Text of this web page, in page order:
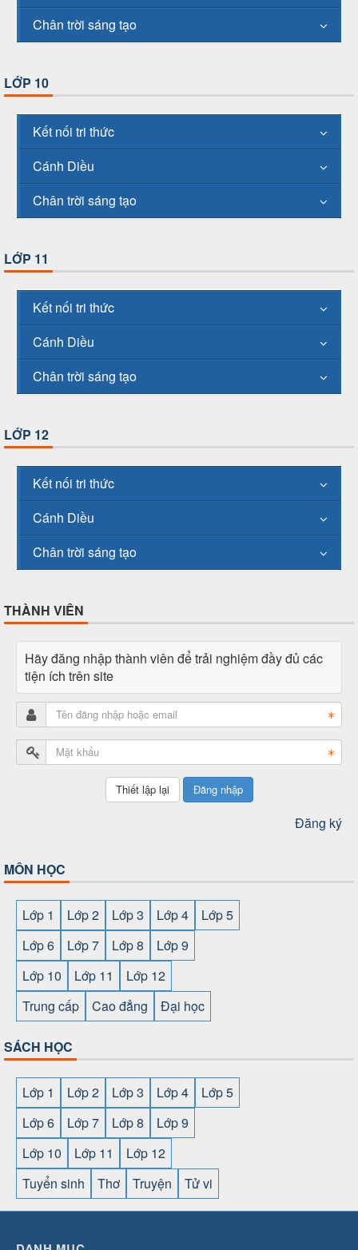
Chân trời sáng tạo
LỚP 10
Kết nối tri thức
Cánh Diều
Chân trời sáng tạo
LỚP 11
Kết nối tri thức
Cánh Diều
Chân trời sáng tạo
LỚP 12
Kết nối tri thức
Cánh Diều
Chân trời sáng tạo
THÀNH VIÊN
Hãy đăng nhập thành viên để trải nghiệm đầy đủ các
tiện ích trên site
Đăng nhập
Đăng ký
MÔN HỌC
Lớp 1 Lớp 2 Lớp 3 Lớp 4
Lớp 5
Lớp 6
Lớp 7 Lớp 8
Lớp 9
Lớp 10
Lớp 11
Lớp 12
Trung cấp
Cao đẳng Đại học
SÁCH HỌC
Lớp 1 Lớp 2 Lớp 3 Lớp 4
Lớp 5
Lớp 6
Lớp 7 Lớp 8
Lớp 9
Lớp 10
Lớp 11
Lớp 12
Tuyển sinh
Thơ Truyện Tử vi